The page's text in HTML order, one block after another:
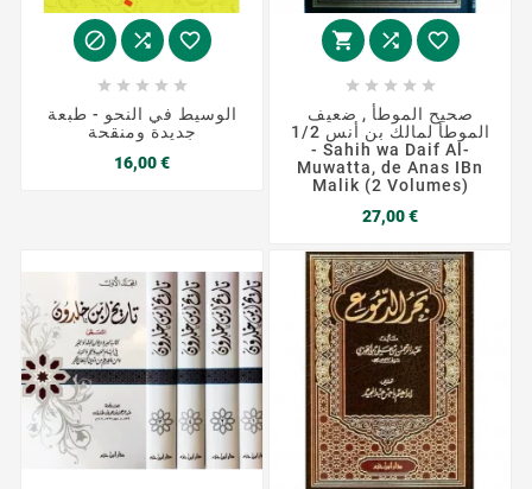
  
    
الوسيط في النحو - طبعة
جديدة ومنقحة
16,00 €Prix
  
    
صحيح الموطأ , ضعيف
الموطأ لمالك بن أنس 1/2
- Sahih wa Daif Al-
Muwatta, de Anas IBn
Malik (2 Volumes)
27,00 €Prix